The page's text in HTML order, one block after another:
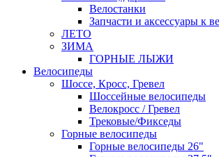
Велостанки
Запчасти и аксессуары к
ЛЕТО
ЗИМА
ГОРНЫЕ ЛЫЖИ
Велосипеды
Шоссе, Кросс, Гревел
Шоссейные велосипеды
Велокросс / Гревел
Трековые/Фикседы
Горные велосипеды
Горные велосипеды 26"